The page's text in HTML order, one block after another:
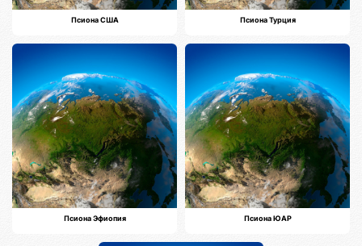
Псиона США Псиона Турция
Псиона Эфиопия Псиона ЮАР